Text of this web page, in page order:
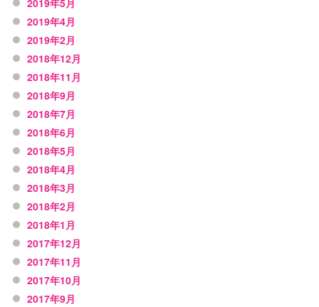
2019年4月
2019年2月
2018年12月
2018年11月
2018年9月
2018年7月
2018年6月
2018年5月
2018年4月
2018年3月
2018年2月
2018年1月
2017年12月
2017年11月
2017年10月
2017年9月